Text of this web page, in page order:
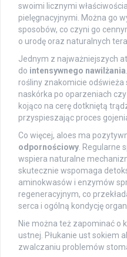
swoimi licznymi
pielęgnacyjnymi. Można go
sposobów, co czyni go
o urodę oraz naturalnych
Jednym z najważniejszych
do intensywnego nawilżania
rośliny znakomicie
naskórka po oparzeniach
kojąco na cerę dotkniętą
przyspieszając proces
Co więcej, aloes ma
odpornościowy . Regularne
wspiera naturalne
skutecznie wspomaga
aminokwasów i enzymów
regeneracyjnym, co
serca i ogólną kondycję
Nie można też zapominać o
ustnej. Płukanie ust sokiem
zwalczaniu problemów